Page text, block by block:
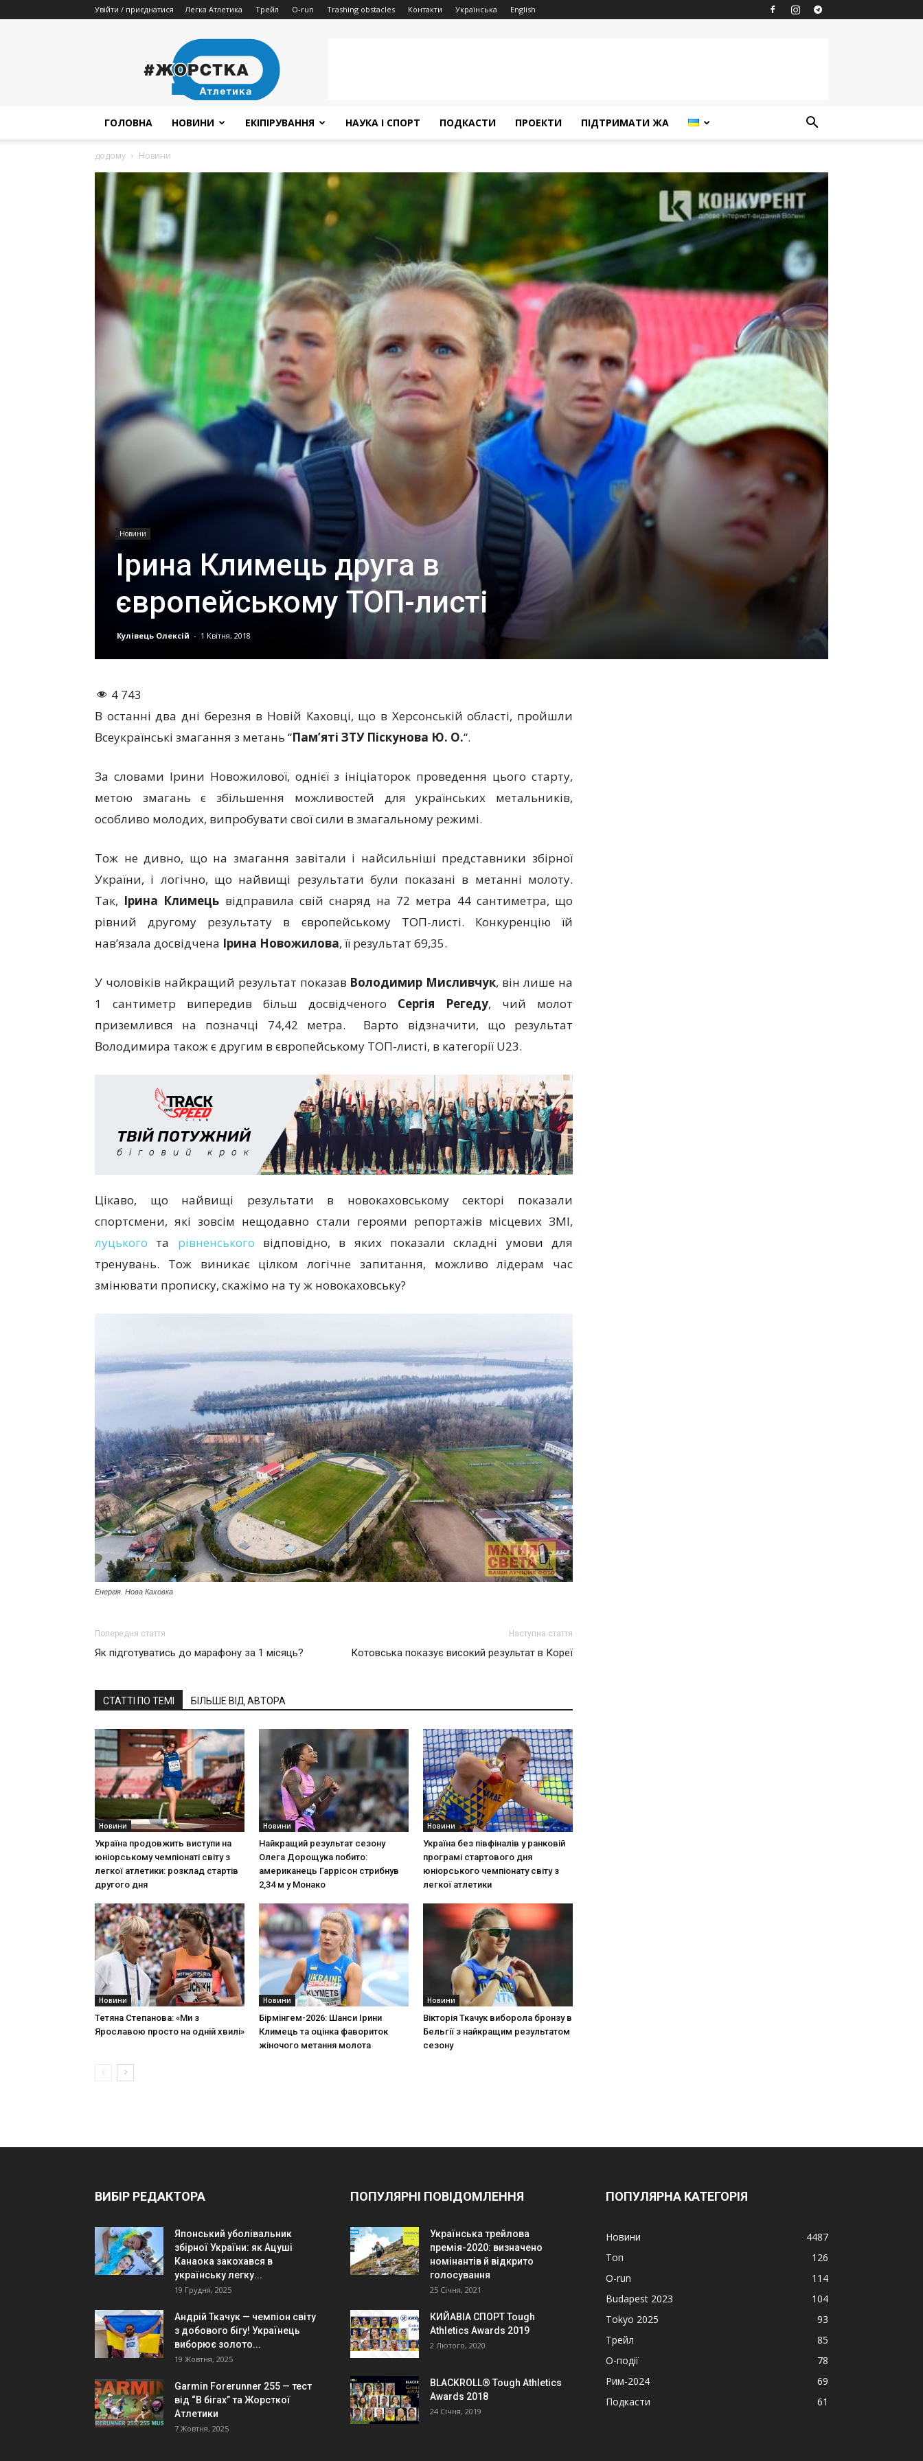
Увійти / приєднатися Легка Атлетика Трейл O-run Trashing obstacles Контакти Українська English
Атлетика
ГОЛОВНА НОВИНИ ЕКІПІРУВАННЯ НАУКА І СПОРТ ПОДКАСТИ ПРОЕКТИ ПІДТРИМАТИ ЖА
додому Новини
Новини
Ірина Климець друга в
європейському ТОП-листі
Кулівець Олексій - 1 Квітня, 2018
4 743
В останні два дні березня в Новій Каховці, що в Херсонській області, пройшли
Всеукраїнські змагання з метань “Пам’яті ЗТУ Піскунова Ю. О.“.
За словами Ірини Новожилової, однієї з ініціаторок проведення цього старту,
метою змагань є збільшення можливостей для українських метальників,
особливо молодих, випробувати свої сили в змагальному режимі.
Тож не дивно, що на змагання завітали і найсильніші представники збірної
України, і логічно, що найвищі результати були показані в метанні молоту.
Так, Ірина Климець відправила свій снаряд на 72 метра 44 сантиметра, що
рівний другому результату в європейському ТОП-листі. Конкуренцію їй
нав’язала досвідчена Ірина Новожилова, її результат 69,35.
У чоловіків найкращий результат показав Володимир Мисливчук, він лише на
1 сантиметр випередив більш досвідченого Сергія Регеду, чий молот
приземлився на позначці 74,42 метра. Варто відзначити, що результат
Володимира також є другим в європейському ТОП-листі, в категорії U23.
Цікаво, що найвищі результати в новокаховському секторі показали
спортсмени, які зовсім нещодавно стали героями репортажів місцевих ЗМІ,
луцького та рівненського відповідно, в яких показали складні умови для
тренувань. Тож виникає цілком логічне запитання, можливо лідерам час
змінювати прописку, скажімо на ту ж новокаховську?
Енергія. Нова Каховка
Попередня стаття
Як підготуватись до марафону за 1 місяць?
Наступна стаття
Котовська показує високий результат в Кореї
СТАТТІ ПО ТЕМІ БІЛЬШЕ ВІД АВТОРА
Новини
Україна продовжить виступи на
юніорському чемпіонаті світу з
легкої атлетики: розклад стартів
другого дня
Новини
Найкращий результат сезону
Олега Дорощука побито:
американець Гаррісон стрибнув
2,34 м у Монако
Новини
Україна без півфіналів у ранковій
програмі стартового дня
юніорського чемпіонату світу з
легкої атлетики
Новини
Тетяна Степанова: «Ми з
Ярославою просто на одній хвилі»
Новини
Бірмінгем-2026: Шанси Ірини
Климець та оцінка фавориток
жіночого метання молота
Новини
Вікторія Ткачук виборола бронзу в
Бельгії з найкращим результатом
сезону
ВИБІР РЕДАКТОРА
Японський уболівальник
збірної України: як Ацуші
Канаока закохався в
українську легку...
19 Грудня, 2025
Андрій Ткачук — чемпіон світу
з добового бігу! Українець
виборює золото...
19 Жовтня, 2025
Garmin Forerunner 255 — тест
від “В бігах” та Жорсткої
Атлетики
7 Жовтня, 2025
ПОПУЛЯРНІ ПОВІДОМЛЕННЯ
Українська трейлова
премія-2020: визначено
номінантів й відкрито
голосування
25 Січня, 2021
КИЙАВІА СПОРТ Tough
Athletics Awards 2019
2 Лютого, 2020
BLACKROLL® Tough Athletics
Awards 2018
24 Січня, 2019
ПОПУЛЯРНА КАТЕГОРІЯ
Новини
4487
Топ
126
O-run
114
Budapest 2023
104
Tokyo 2025
93
Трейл
85
О-події
78
Рим-2024
69
Подкасти
61